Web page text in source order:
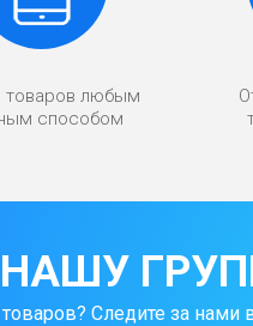
товаров любым
способом
Следите за нами